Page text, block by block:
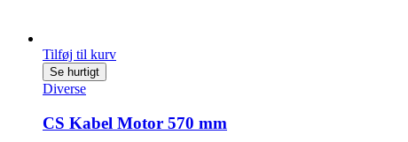
Tilføj til kurv
Se hurtigt
Diverse
CS Kabel Motor 570 mm